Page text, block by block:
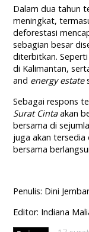
Dalam dua tahun
meningkat,
deforestasi
sebagian besar
diterbitkan.
di Kalimantan,
and energy estate
Sebagai respons
Surat Cintaakan
bersama di
juga akan
bersama
Penulis: Dini
Editor: Indiana